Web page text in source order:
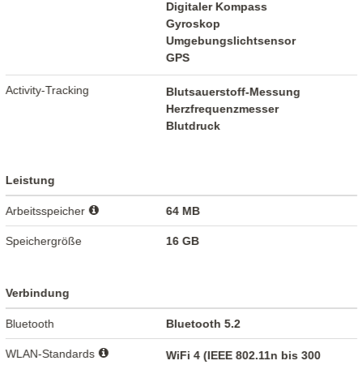
Digitaler Kompass
Gyroskop
Umgebungslichtsensor
GPS
Activity-Tracking
Blutsauerstoff-Messung
Herzfrequenzmesser
Blutdruck
Leistung
Arbeitsspeicher 64 MB
Speichergröße 16 GB
Verbindung
Bluetooth Bluetooth 5.2
WLAN-Standards
WiFi 4 (IEEE 802.11n bis 300